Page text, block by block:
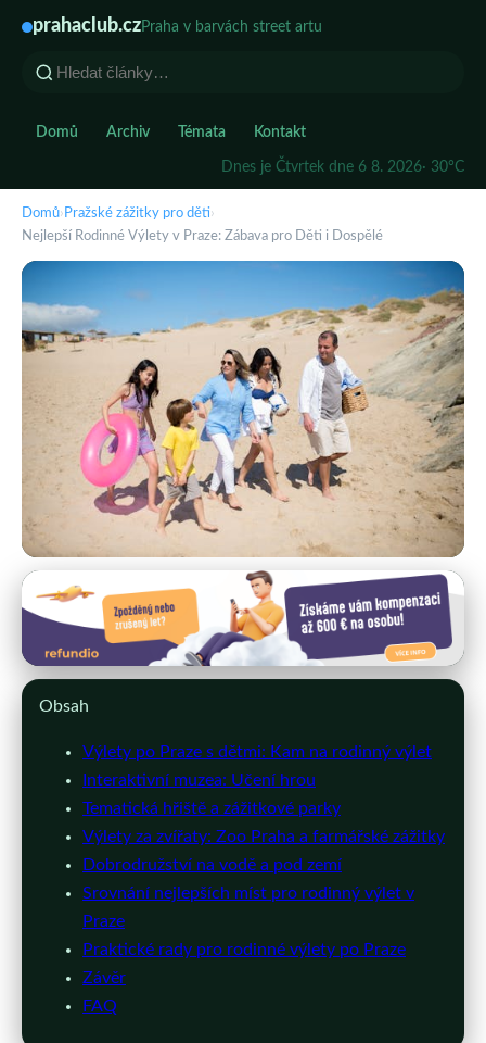
prahaclub.czPraha v barvách street artu
Domů Archiv Témata Kontakt
Dnes je Čtvrtek dne 6 8. 2026· 30°C
Domů› Pražské zážitky pro děti›
Nejlepší Rodinné Výlety v Praze: Zábava pro Děti i Dospělé
Pražské zážitky pro děti
Nejlepší Rodinné Výlety v Praze:
Zábava pro Děti i Dospělé
Obsah
Výlety po Praze s dětmi: Kam na rodinný výlet
Interaktivní muzea: Učení hrou
Tematická hřiště a zážitkové parky
Výlety za zvířaty: Zoo Praha a farmářské zážitky
Dobrodružství na vodě a pod zemí
Srovnání nejlepších míst pro rodinný výlet v
Praze
Praktické rady pro rodinné výlety po Praze
Závěr
FAQ